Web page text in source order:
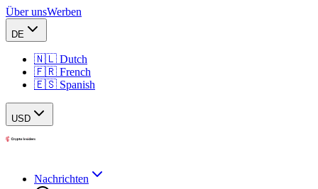
Über unsWerben
DE
🇳🇱 Dutch
🇫🇷 French
🇪🇸 Spanish
USD
Nachrichten